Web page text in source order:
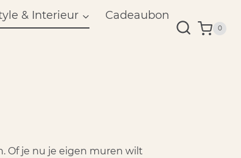
& Interieur
Cadeaubon
0
Of je nu je eigen muren wilt